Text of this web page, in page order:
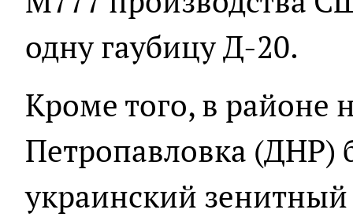
одну гаубицу Д-20.
Кроме того, в районе
Петропавловка (ДНР)
украинский